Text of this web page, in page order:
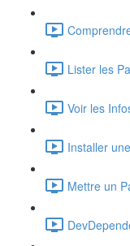
Lister les
Voir les
Installer
Mettre un